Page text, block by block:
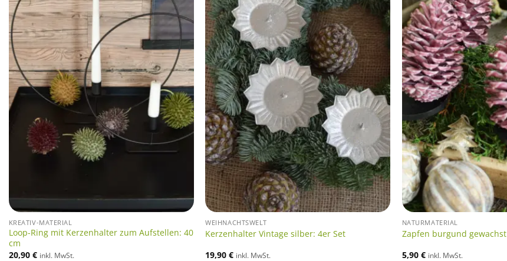
KREATIV-MATERIAL
Loop-Ring mit Kerzenhalter zum Aufstellen: 40
cm
20,90 € inkl. MwSt.
WEIHNACHTSWELT
Kerzenhalter Vintage silber: 4er Set
19,90€ inkl. MwSt.
NATURMATERIAL
Zapfen burgund gewachst
5,90 € inkl. MwSt.